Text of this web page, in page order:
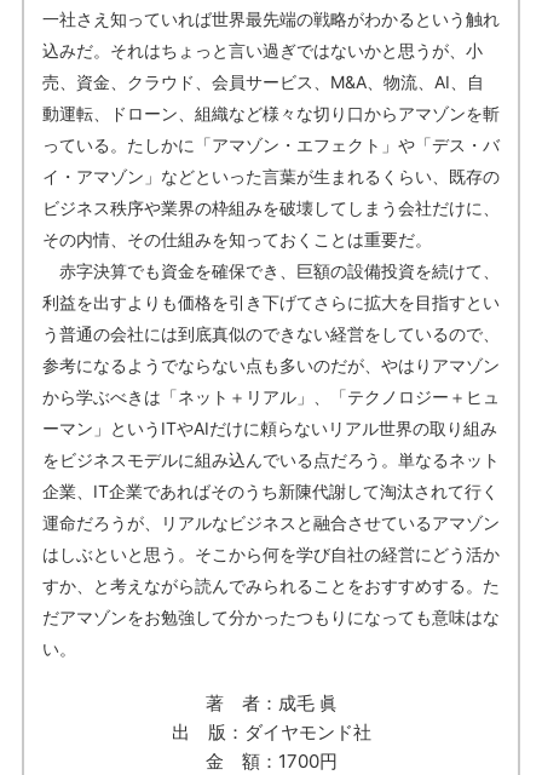
一社さえ知っていれば世界最先端の戦略がわかるという触れ
込みだ。それはちょっと言い過ぎではないかと思うが、小
売、資金、クラウド、会員サービス、M&A、物流、AI、自
動運転、ドローン、組織など様々な切り口からアマゾンを斬
っている。たしかに「アマゾン・エフェクト」や「デス・バ
イ・アマゾン」などといった言葉が生まれるくらい、既存の
ビジネス秩序や業界の枠組みを破壊してしまう会社だけに、
その内情、その仕組みを知っておくことは重要だ。
赤字決算でも資金を確保でき、巨額の設備投資を続けて、
利益を出すよりも価格を引き下げてさらに拡大を目指すとい
う普通の会社には到底真似のできない経営をしているので、
参考になるようでならない点も多いのだが、やはりアマゾン
から学ぶべきは「ネット＋リアル」、「テクノロジー＋ヒュ
ーマン」というITやAIだけに頼らないリアル世界の取り組み
をビジネスモデルに組み込んでいる点だろう。単なるネット
企業、IT企業であればそのうち新陳代謝して淘汰されて行く
運命だろうが、リアルなビジネスと融合させているアマゾン
はしぶといと思う。そこから何を学び自社の経営にどう活か
すか、と考えながら読んでみられることをおすすめする。た
だアマゾンをお勉強して分かったつもりになっても意味はな
い。
著 者：成毛 眞
出 版：ダイヤモンド社
金 額：1700円